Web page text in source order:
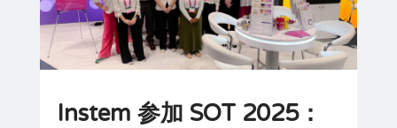
Instem 参加 SOT 2025：